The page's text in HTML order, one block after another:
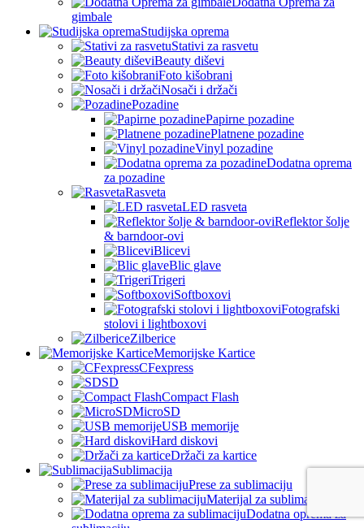
gimbale
Studijska oprema
Stativi za rasvetu
Beauty diševi
Foto kišobrani
Nosači i držači
Pozadine
Papirne pozadine
Platnene pozadine
Vinyl pozadine
Dodatna oprema
za pozadine
Rasveta
LED rasveta
Reflektor šolje
& barndoor-ovi
Blicevi
Blic glave
Trigeri
Softboxovi
Fotografski
stolovi i lightboxovi
Zilberice
Memorijske Kartice
CFexpress
SD
Compact Flash
MicroSD
USB memorije
Hard diskovi
Držači za kartice
Sublimacija
Prese za sublimaciju
Materijal za sublimaciju
Dodatna oprema za